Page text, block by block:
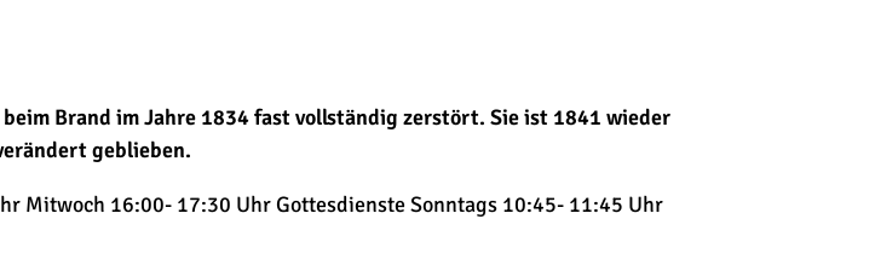
Brand im Jahre 1834 fast vollständig zerstört. Sie ist 1841 wieder
geblieben.
Mitwoch 16:00- 17:30 Uhr Gottesdienste Sonntags 10:45- 11:45 Uhr